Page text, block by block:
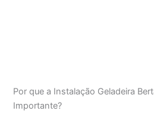
Por que a Instalação Geladeira
Importante?